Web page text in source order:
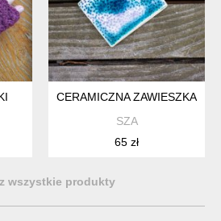
CERAMICZNA ZAWIESZKA
SZA
65 zł
wszystkie produkty